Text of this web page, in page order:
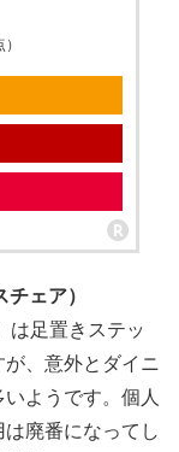
ェア）
は足置きステッ
、意外とダイニ
ようです。個人
廃番になってし